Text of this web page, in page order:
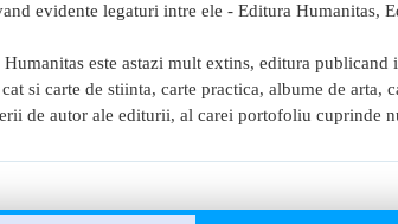
evidente legaturi intre ele - Editura Humanitas,
este astazi mult extins, editura
si carte de stiinta, carte practica, albume de arta,
de autor ale editurii, al carei portofoliu cuprinde